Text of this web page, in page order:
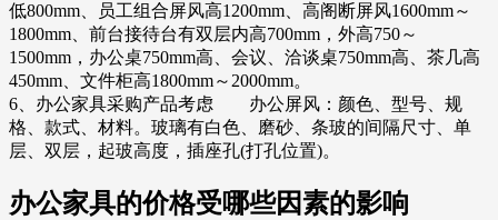
低800mm、员工组合屏风高1200mm、高阁断屏风1600mm～
1800mm、前台接待台有双层内高700mm，外高750～
1500mm，办公桌750mm高、会议、洽谈桌750mm高、茶几高
450mm、文件柜高1800mm～2000mm。
6、办公家具采购产品考虑 办公屏风：颜色、型号、规
格、款式、材料。玻璃有白色、磨砂、条玻的间隔尺寸、单
层、双层，起玻高度，插座孔(打孔位置)。
办公家具的价格受哪些因素的影响